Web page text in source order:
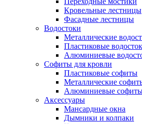
Кровельные лестницы
Фасадные лестницы
Водостоки
Металлические
Пластиковые
Алюминиевые
Софиты для кровли
Пластиковые софиты
Металлические
Алюминиевые
Аксессуары
Мансардные окна
Дымники и колпаки